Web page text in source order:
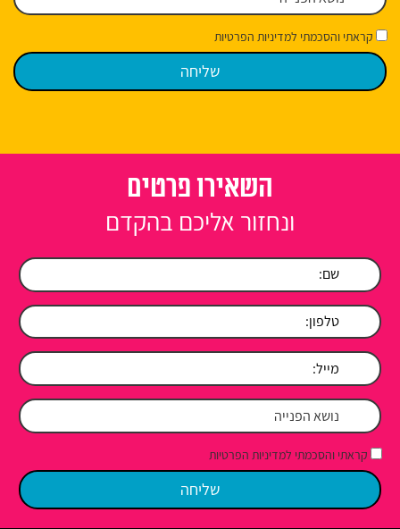
קראתי והסכמתי למדיניות הפרטיות
השאירו פרטים
ונחזור אליכם בהקדם
קראתי והסכמתי למדיניות הפרטיות